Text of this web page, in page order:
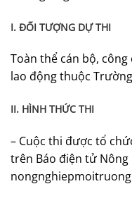
I. ĐỐI TƯỢNG DỰ THI
Toàn thể cán bộ,
lao động thuộc
II. HÌNH THỨC THI
– Cuộc thi được tổ
trên Báo điện tử